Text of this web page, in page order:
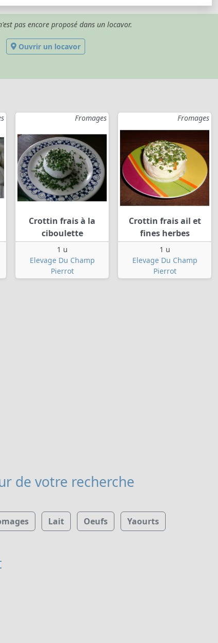
pas encore proposé dans un locavor.
Ouvrir un locavor
Fromages
Crottin frais à la
ciboulette
1 u
Elevage Du Champ
Pierrot
Fromages
Crottin frais ail et
fines herbes
1 u
Elevage Du Champ
Pierrot
de votre recherche
Lait Oeufs Yaourts